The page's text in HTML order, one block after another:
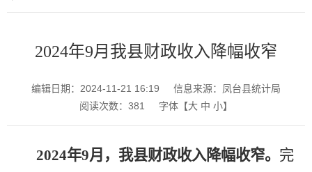
2024年9月我县财政收入降幅收窄
编辑日期：2024-11-21 16:19
信息来源：凤台县统计局
阅读次数：381 字体【大 中 小】
2024年9月，我县财政收入降幅收窄。 完